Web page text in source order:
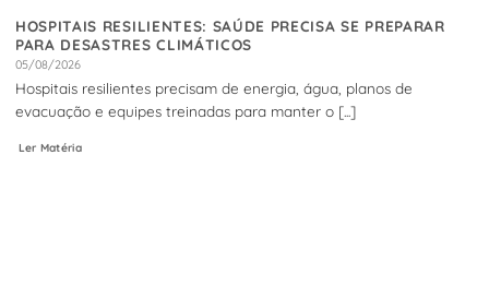
HOSPITAIS RESILIENTES: SAÚDE PRECISA SE PREPARAR
PARA DESASTRES CLIMÁTICOS
05/08/2026
Hospitais resilientes precisam de energia, água, planos de
evacuação e equipes treinadas para manter o [...]
Ler Matéria